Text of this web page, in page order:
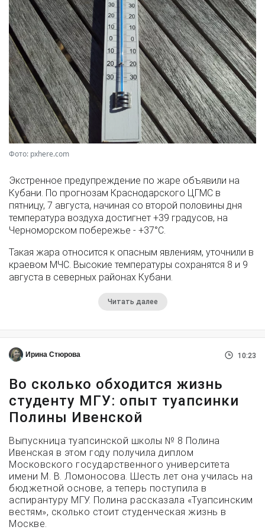
Фото: pxhere.com
Экстренное предупреждение по жаре объявили на
Кубани. По прогнозам Краснодарского ЦГМС в
пятницу, 7 августа, начиная со второй половины дня
температура воздуха достигнет +39 градусов, на
Черноморском побережье - +37°­С.
Такая жара относится к опасным явлениям, уточнили в
краевом МЧС. Высокие температуры сохранятся 8 и 9
августа в северных районах Кубани.
Читать далее
Ирина Стюрова 10:23
Во сколько обходится жизнь
студенту МГУ: опыт туапсинки
Полины Ивенской
Выпускница туапсинской школы № 8 Полина
Ивенская в этом году получила диплом
Московского государственного университета
имени М. В. Ломоносова. Шесть лет она училась на
бюджетной основе, а теперь поступила в
аспирантуру МГУ. Полина рассказала «Туапсинским
вестям», сколько стоит студенческая жизнь в
Москве.